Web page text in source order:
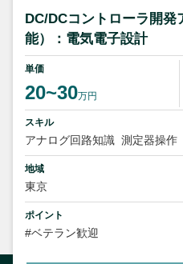
DC/DCコントローラ開発
能）：電気電子設計
単価
20~30万円
スキル
アナログ回路知識 測定器操作
地域
東京
ポイント
#ベテラン歓迎